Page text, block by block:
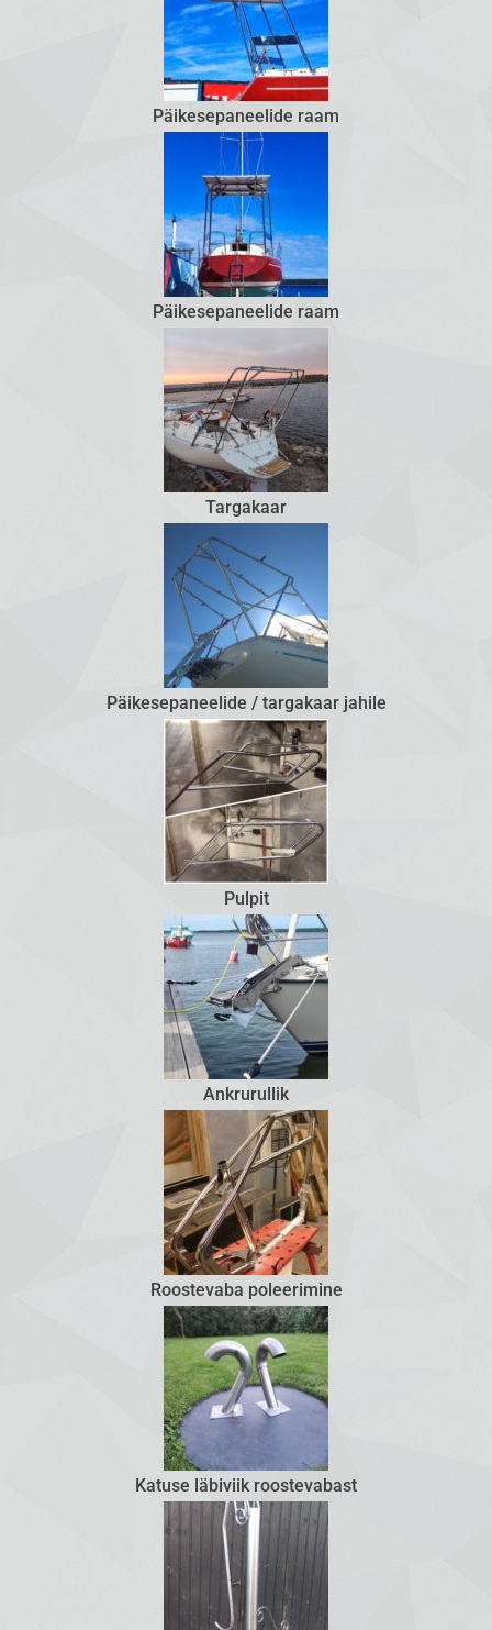
Päikesepaneelide raam
Päikesepaneelide raam
Targakaar
Päikesepaneelide / targakaar jahile
Pulpit
Ankrurullik
Roostevaba poleerimine
Katuse läbiviik roostevabast